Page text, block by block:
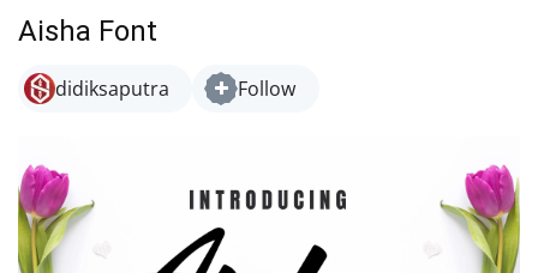
Aisha Font
didiksaputra Follow